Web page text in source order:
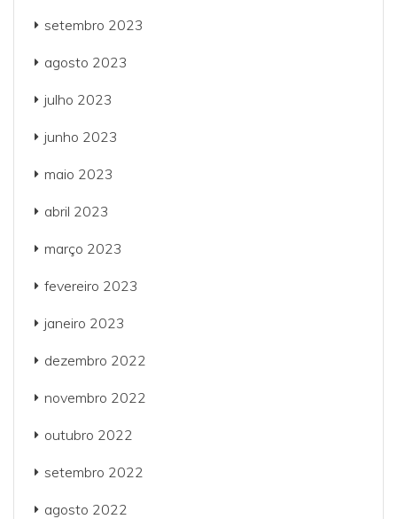
setembro 2023
agosto 2023
julho 2023
junho 2023
maio 2023
abril 2023
março 2023
fevereiro 2023
janeiro 2023
dezembro 2022
novembro 2022
outubro 2022
setembro 2022
agosto 2022